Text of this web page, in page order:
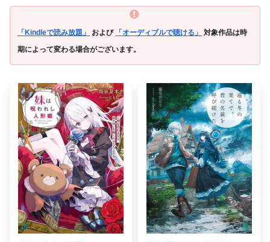
「Kindleで読み放題」 および 「オーディブルで聴ける」
対象作品は時
期によって変わる場合がございます。